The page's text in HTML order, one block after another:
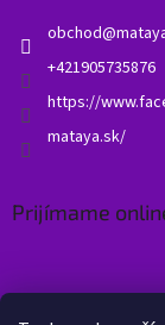
obchod@
+421905735876
https://
mataya.sk/
Prijímame